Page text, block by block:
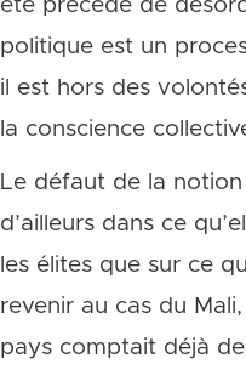
été précédé de
politique est un
il est hors des
la conscience
Le défaut de la
d’ailleurs dans ce
les élites que sur ce
revenir au cas du
pays comptait déjà